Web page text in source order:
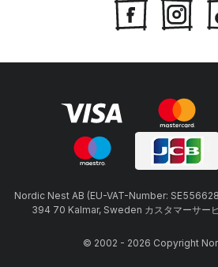
Nordic Nest AB (EU-VAT-Number:
394 70 Kalmar, Sweden カスタマーサー
© 2002 - 2026 Copyright